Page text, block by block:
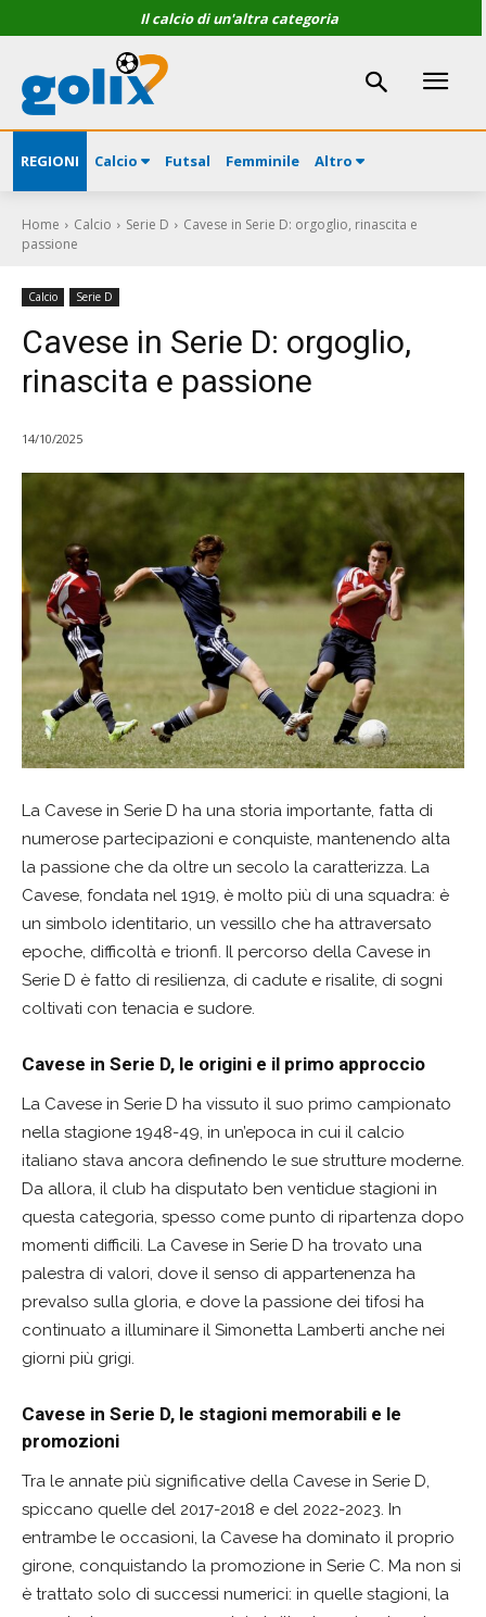
Il calcio di un'altra categoria
REGIONI Calcio Futsal Femminile Altro
Home Calcio Serie D
Cavese in Serie D: orgoglio, rinascita e
passione
Calcio Serie D
Cavese in Serie D: orgoglio,
rinascita e passione
14/10/2025
La Cavese in Serie D ha una storia importante, fatta di
numerose partecipazioni e conquiste, mantenendo alta
la passione che da oltre un secolo la caratterizza. La
Cavese, fondata nel 1919, è molto più di una squadra: è
un simbolo identitario, un vessillo che ha attraversato
epoche, difficoltà e trionfi. Il percorso della Cavese in
Serie D è fatto di resilienza, di cadute e risalite, di sogni
coltivati con tenacia e sudore.
Cavese in Serie D, le origini e il primo approccio
La Cavese in Serie D ha vissuto il suo primo campionato
nella stagione 1948-49, in un’epoca in cui il calcio
italiano stava ancora definendo le sue strutture moderne.
Da allora, il club ha disputato ben ventidue stagioni in
questa categoria, spesso come punto di ripartenza dopo
momenti difficili. La Cavese in Serie D ha trovato una
palestra di valori, dove il senso di appartenenza ha
prevalso sulla gloria, e dove la passione dei tifosi ha
continuato a illuminare il Simonetta Lamberti anche nei
giorni più grigi.
Cavese in Serie D, le stagioni memorabili e le
promozioni
Tra le annate più significative della Cavese in Serie D,
spiccano quelle del 2017-2018 e del 2022-2023. In
entrambe le occasioni, la Cavese ha dominato il proprio
girone, conquistando la promozione in Serie C. Ma non si
è trattato solo di successi numerici: in quelle stagioni, la